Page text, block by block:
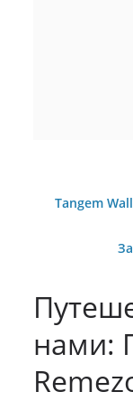
Tangem
нами: